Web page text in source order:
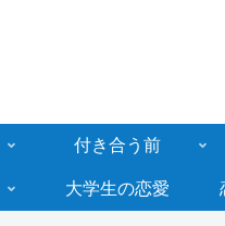
付き合う前
大学生の恋愛